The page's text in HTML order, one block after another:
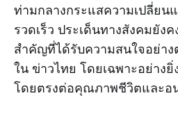
ท่ามกลางกระแสความเปลี่ยน
รวดเร็ว ประเด็นทางสังคมยัง
สำคัญที่ได้รับความสนใจอย่าง
ใน ข่าวไทย โดยเฉพาะอย่าง
โดยตรงต่อคุณภาพชีวิตและอ